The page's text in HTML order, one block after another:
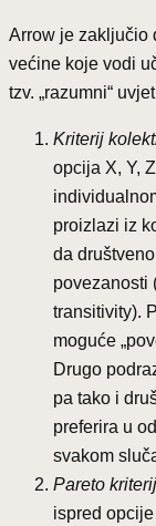
Arrow je zaključio
većine koje vodi
tzv. „razumni“
Kriterij
opcija X, Y,
proizlazi iz
da
povezanosti
transitivity).
moguće
Drugo
pa tako i
preferira u
svakom
Pareto kriterij
ispred